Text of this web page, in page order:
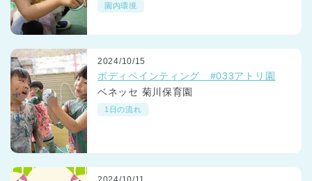
神奈川県 神奈川県 全域
園内環境
2024/10/15
ボディペインティング #033アトリ園
ベネッセ 菊川保育園
1日の流れ